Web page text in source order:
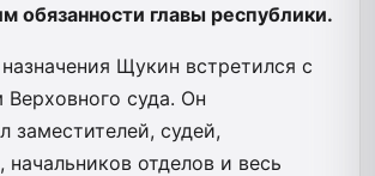
обязанности главы республики.
Щукин встретился с
Верховного суда. Он
заместителей, судей,
отделов и весь